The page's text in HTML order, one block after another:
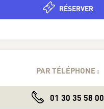
RÉSERVER
PAR TÉLÉPHONE :
01 30 35 58 00